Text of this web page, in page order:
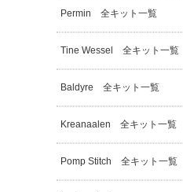
Permin 全キット一覧
Tine Wessel 全キット一覧
Baldyre 全キット一覧
Kreanaalen 全キット一覧
Pomp Stitch 全キット一覧